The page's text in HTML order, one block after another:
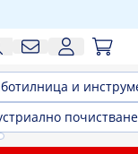
и
почистване